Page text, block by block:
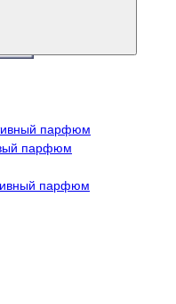
парфюм
парфюм
парфюм